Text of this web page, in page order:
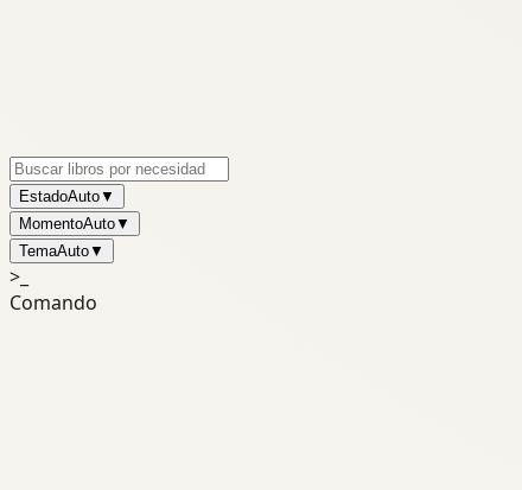
EstadoAuto▼
MomentoAuto▼
TemaAuto▼
>_
Comando